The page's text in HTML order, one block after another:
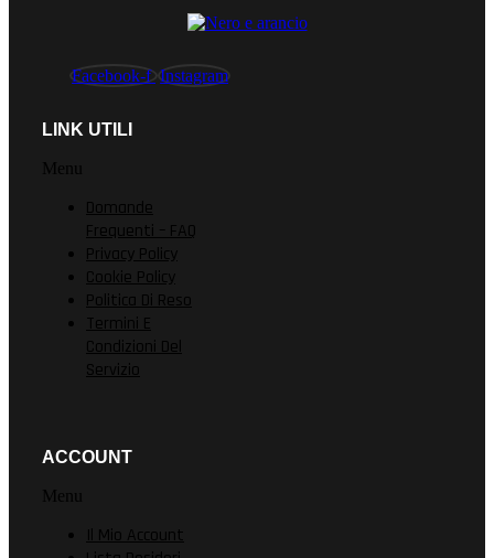
Facebook-f Instagram
LINK UTILI
Menu
Domande
Frequenti – FAQ
Privacy Policy
Cookie Policy
Politica Di Reso
Termini E
Condizioni Del
Servizio
ACCOUNT
Menu
Il Mio Account